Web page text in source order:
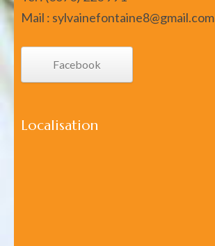
Mail : sylvainefontaine8@gmail.com
Facebook
Localisation